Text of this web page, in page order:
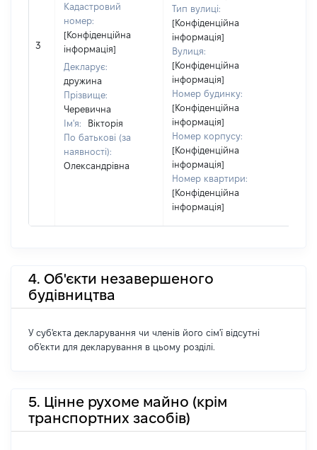
3
Кадастровий
номер:
[Конфіденційна
інформація]
Декларує:
дружина
Прізвище:
Черевична
Ім'я:
Вікторія
По батькові (за
наявності):
Олександрівна
Тип вулиці:
[Конфіденційна
інформація]
Вулиця:
[Конфіденційна
інформація]
Номер будинку:
[Конфіденційна
інформація]
Номер корпусу:
[Конфіденційна
інформація]
Номер квартири:
[Конфіденційна
інформація]
4. Об'єкти незавершеного
будівництва
У суб'єкта декларування чи членів його сім'ї відсутні
об'єкти для декларування в цьому розділі.
5. Цінне рухоме майно (крім
транспортних засобів)